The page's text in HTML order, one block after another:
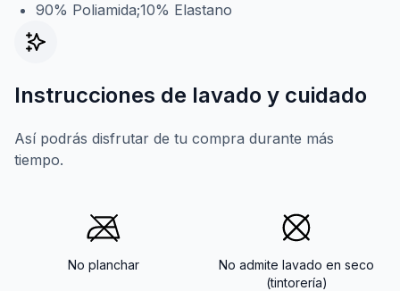
90% Poliamida;10% Elastano
Instrucciones de lavado y cuidado
Así podrás disfrutar de tu compra durante más
tiempo.
No planchar
No admite lavado en seco
(tintorería)